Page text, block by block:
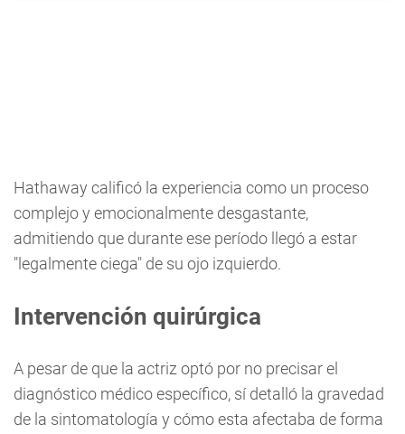
Hathaway calificó la experiencia como un proceso
complejo y emocionalmente desgastante,
admitiendo que durante ese período llegó a estar
"legalmente ciega" de su ojo izquierdo.
Intervención quirúrgica
A pesar de que la actriz optó por no precisar el
diagnóstico médico específico, sí detalló la gravedad
de la sintomatología y cómo esta afectaba de forma